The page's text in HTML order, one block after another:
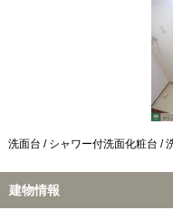
洗面台 / シャワー付洗面化粧台 /
建物情報